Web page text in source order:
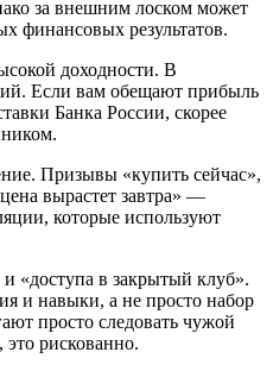
за внешним лоском может
финансовых результатов.
доходности. В
Если вам обещают прибыль
Банка России, скорее
Призывы «купить сейчас»,
вырастет завтра» —
которые используют
«доступа в закрытый клуб».
и навыки, а не просто набор
просто следовать чужой
это рискованно.